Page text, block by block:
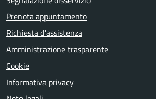
Prenota appuntamento
Richiesta d'assistenza
Amministrazione trasparente
Cookie
Informativa privacy